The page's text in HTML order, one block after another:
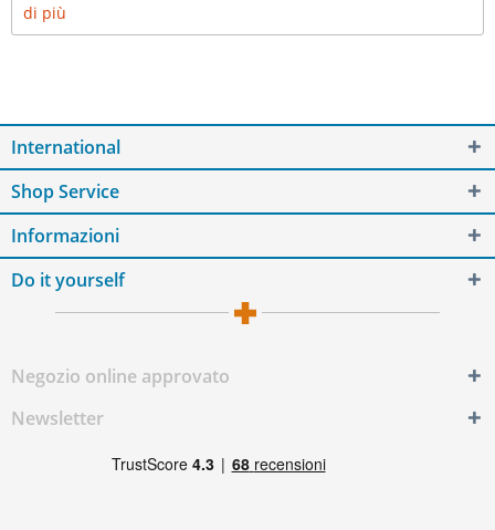
di più
International
Shop Service
Informazioni
Do it yourself
Negozio online approvato
Newsletter